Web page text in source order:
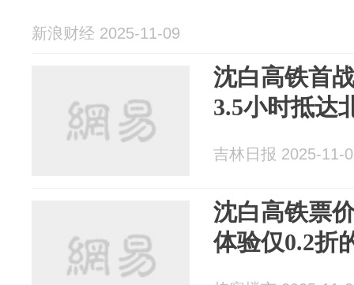
新浪财经 2025-11-09
沈白高铁首
3.5小时抵达
吉林日报 2025-11-
沈白高铁票
体验仅0.2折